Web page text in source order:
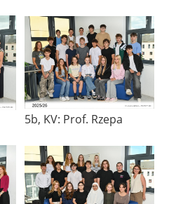
5b, KV: Prof. Rzepa